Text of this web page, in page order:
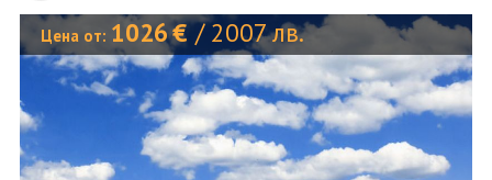
ОЩЕ
ЗА НАС
КОНТАКТИ
ФИРМЕНИ ДОКУМЕНТИ
Цена от: 1026€ / 2007лв.